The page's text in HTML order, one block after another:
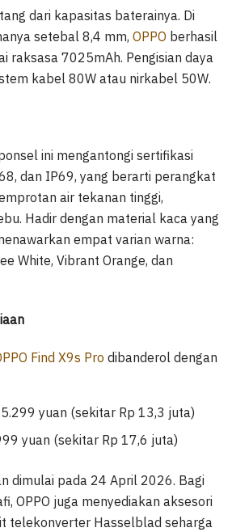
dari kapasitas baterainya. Di
setebal 8,4 mm, OPPO berhasil
raksasa 7025mAh. Pengisian daya
kabel 80W atau nirkabel 50W.
ini mengantongi sertifikasi
dan IP69, yang berarti perangkat
air tekanan tinggi,
Hadir dengan material kaca yang
empat varian warna:
White, Vibrant Orange, dan
Find X9s Pro dibanderol dengan
yuan (sekitar Rp 13,3 juta)
yuan (sekitar Rp 17,6 juta)
dimulai pada 24 April 2026. Bagi
OPPO juga menyediakan aksesori
telekonverter Hasselblad seharga